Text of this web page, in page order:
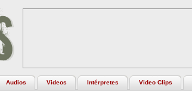
Audios Videos Intérpretes Video Clips